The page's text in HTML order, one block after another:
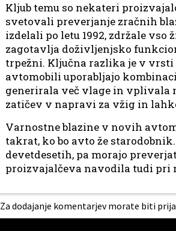
Kljub temu so nekateri
svetovali preverjanje zračnih
izdelali po letu 1992, zdržale
zagotavlja doživljenjsko
trpežni. Ključna razlika je v
avtomobili uporabljajo
generirala več vlage in
zatičev v napravi za vžig in
Varnostne blazine v novih
takrat, ko bo avto že
devetdesetih, pa morajo
proizvajalčeva navodila tudi pri
Za dodajanje komentarjev morate biti